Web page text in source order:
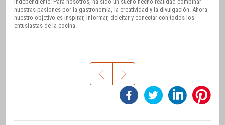
nuestras pasiones por la gastronomía, la creatividad y la divulgación. Ahora
nuestro objetivo es inspirar, informar, deleitar y conectar con todos los
entusiastas de la cocina.